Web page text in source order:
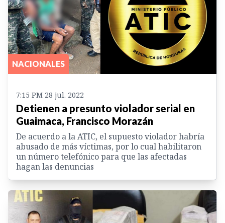
NACIONALES
7:15 PM 28 jul. 2022
Detienen a presunto violador serial en
Guaimaca, Francisco Morazán
De acuerdo a la ATIC, el supuesto violador habría
abusado de más víctimas, por lo cual habilitaron
un número telefónico para que las afectadas
hagan las denuncias